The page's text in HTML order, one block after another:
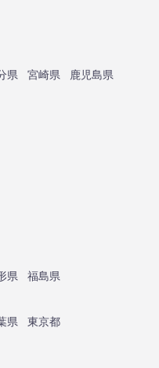
県 宮崎県
鹿児島県
県
福島県
県
東京都